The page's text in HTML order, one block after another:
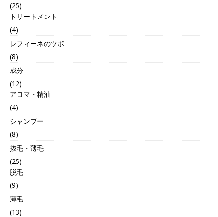
(25)
トリートメント
(4)
レフィーネのツボ
(8)
成分
(12)
アロマ・精油
(4)
シャンプー
(8)
抜毛・薄毛
(25)
脱毛
(9)
薄毛
(13)